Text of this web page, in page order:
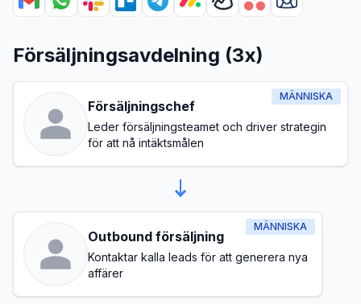
Försäljningsavdelning (3x)
MÄNNISKA
Försäljningschef
Leder försäljningsteamet och driver strategin
för att nå intäktsmålen
MÄNNISKA
Outbound försäljning
Kontaktar kalla leads för att generera nya
affärer